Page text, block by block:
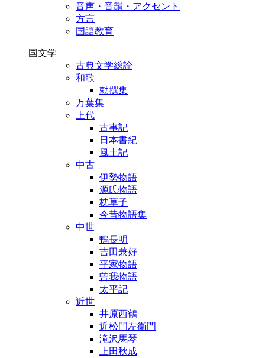
音声・音韻・アクセント
方言
国語教育
国文学
古典文学総論
和歌
勅撰集
万葉集
上代
古事記
日本書紀
風土記
中古
伊勢物語
源氏物語
枕草子
今昔物語集
中世
鴨長明
吉田兼好
平家物語
曽我物語
太平記
近世
井原西鶴
近松門左衛門
滝沢馬琴
上田秋成